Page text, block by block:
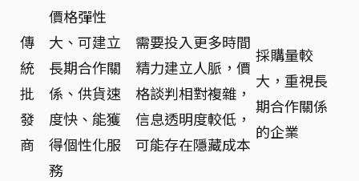
傳
統
批
發
商
價格彈性
大、可建立
長期合作關
係、供貨速
度快、能獲
得個性化服
務
需要投入更多時間
精力建立人脈，價
格談判相對複雜，
信息透明度較低，
可能存在隱藏成本
採購量較
大，重視長
期合作關係
的企業